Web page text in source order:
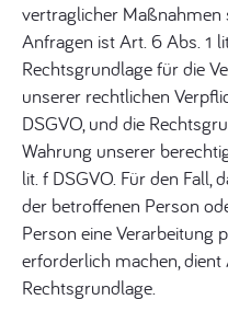
vertraglicher
Anfragen ist Art. 6 Abs. 1
Rechtsgrundlage für die
unserer rechtlichen
DSGVO, und die
Wahrung unserer
lit. f DSGVO. Für den Fall,
der betroffenen Person
Person eine Verarbeitung
erforderlich machen, dient
Rechtsgrundlage.